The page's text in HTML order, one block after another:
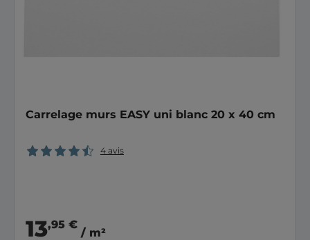
Carrelage murs EASY uni blanc 20 x 40 cm
4 avis
13,95 €
/ m²